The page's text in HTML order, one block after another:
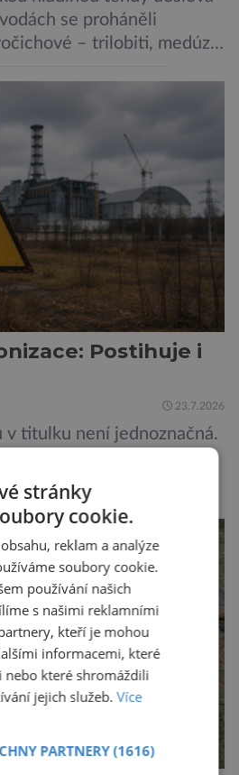
se proháněli
– trilobiti, medúzy
podobný tvor, který měl
pro dnešní pavouky.
jsou členovci patřící do
Vyznačují se takzvanými
nich představují právě […]
Postihuje i
23.7.2026
v titulku není jednoznačná.
v Hirošimě i pozdější
člověkem sice
ionizace zabíjejí a že
záření poškozuje DNA.
jasné, nakolik se mutace
na potomstvo. Před
35. výročím výbuchu
elektrárny, […]
stránky
cookie.
reklam a analýze
soubory cookie.
používání našich
s našimi reklamními
kteří je mohou
informacemi, které
nebo které shromáždili
jejich služeb.Více
PARTNERY(1616)